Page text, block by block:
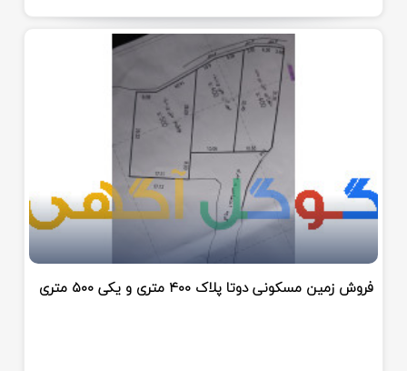
فروش زمین مسکونی دوتا پلاک ۴۰۰ متری و یکی ۵۰۰ متری